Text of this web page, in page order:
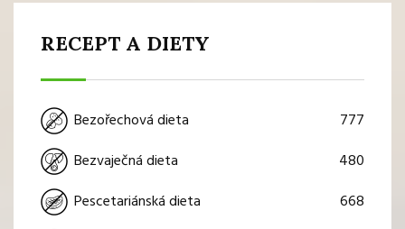
RECEPT A DIETY
Bezořechová dieta
777
Bezvaječná dieta
480
Pescetariánská dieta
668